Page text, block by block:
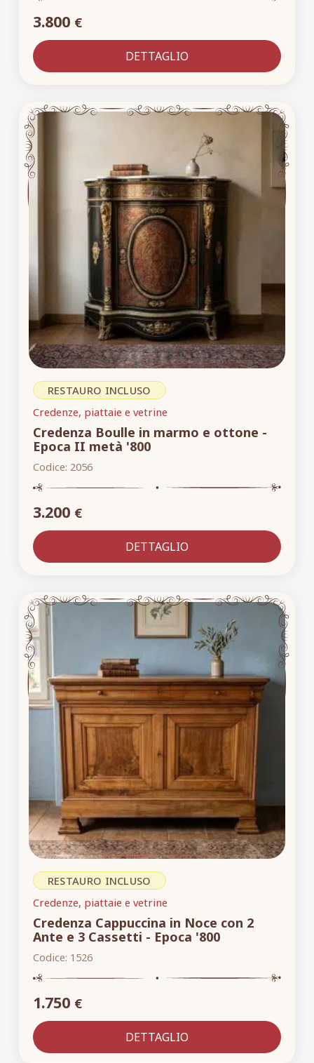
3.800 €
DETTAGLIO
RESTAURO INCLUSO
Credenze, piattaie e vetrine
Credenza Boulle in marmo e ottone -
Epoca II metà '800
Codice: 2056
3.200 €
DETTAGLIO
RESTAURO INCLUSO
Credenze, piattaie e vetrine
Credenza Cappuccina in Noce con 2
Ante e 3 Cassetti - Epoca '800
Codice: 1526
1.750 €
DETTAGLIO